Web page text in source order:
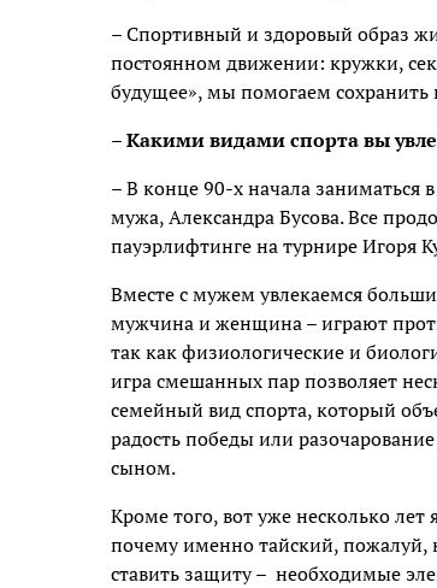
– Спортивный и здоровый образ
постоянном движении: кружки,
будущее», мы помогаем
– Какими видами спорта вы
– В конце 90-х начала заниматься
мужа, Александра Бусова. Все
пауэрлифтинге на турнире Игоря
Вместе с мужем увлекаемся
мужчина и женщина – играют
так как физиологические и
игра смешанных пар позволяет
семейный вид спорта, который
радость победы или
сыном.
Кроме того, вот уже несколько
почему именно тайский, пожалуй,
ставить защиту – необходимые